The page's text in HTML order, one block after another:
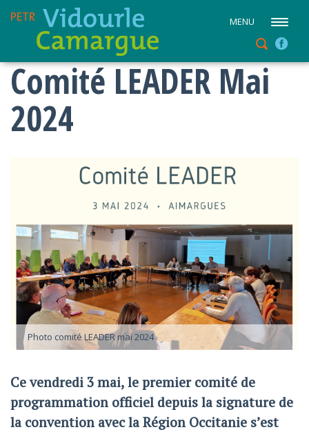
MENU
Comité LEADER Mai
2024
Photo comité LEADER mai 2024
Ce vendredi 3 mai, le premier comité de
programmation officiel depuis la signature de
la convention avec la Région Occitanie s’est